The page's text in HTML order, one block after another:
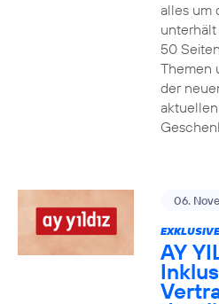
alles um
unterhält
50
Themen
der
06.
AY